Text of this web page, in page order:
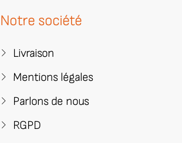
Notre société
Livraison
Mentions légales
Parlons de nous
RGPD